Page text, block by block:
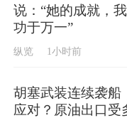
说：“她的成就，
功于万一”
纵览 1小时前
胡塞武装连续袭船
应对？原油出口受